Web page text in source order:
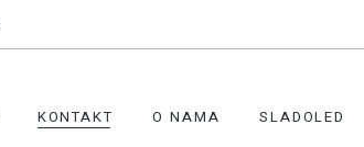
KONTAKT O NAMA SLADOLED